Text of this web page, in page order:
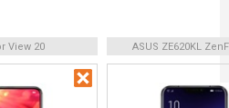
View 20 ASUS ZE620KL